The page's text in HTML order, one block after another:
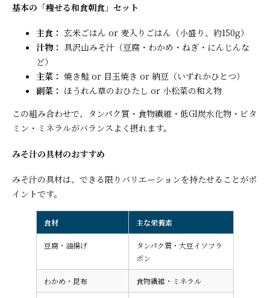
基本の「痩せる和食朝食」セット
主食： 玄米ごはん or 麦入りごはん（小盛り、約150g）
汁物： 具沢山みそ汁（豆腐・わかめ・ねぎ・にんじんな
ど）
主菜： 焼き鮭 or 目玉焼き or 納豆（いずれかひとつ）
副菜： ほうれん草のおひたし or 小松菜の和え物
この組み合わせで、タンパク質・食物繊維・低GI炭水化物・ビタ
ミン・ミネラルがバランスよく摂れます。
みそ汁の具材のおすすめ
みそ汁の具材は、できる限りバリエーションを持たせることがポ
イントです。
食材 主な栄養素
豆腐・油揚げ
タンパク質・大豆イソフラ
ボン
わかめ・昆布 食物繊維・ミネラル